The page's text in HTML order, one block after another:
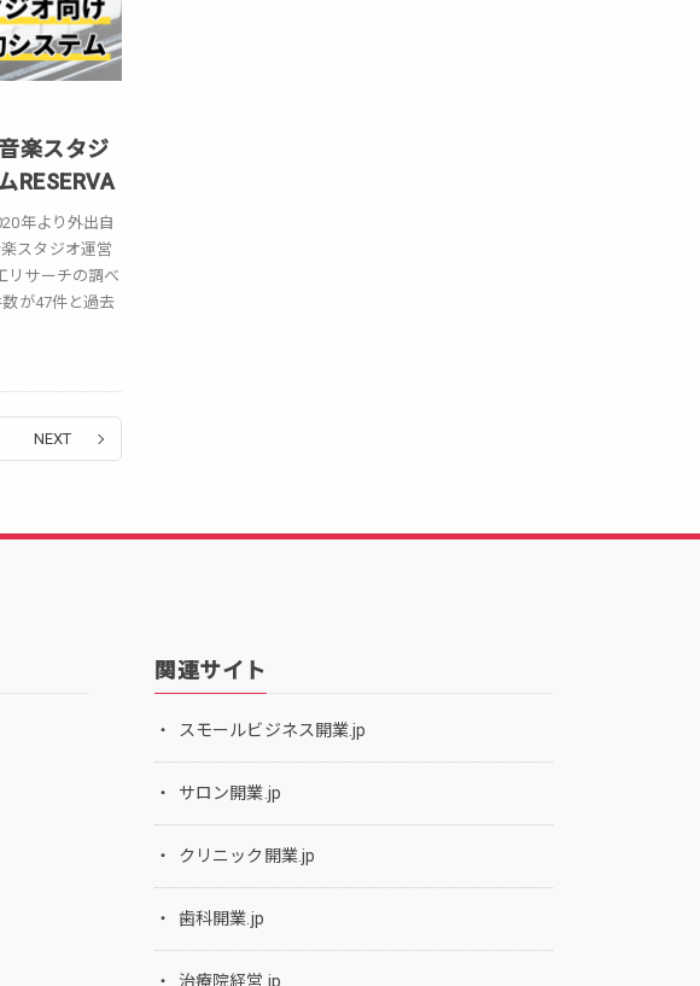
楽スタジ
RESERVA
年より外出自
スタジオ運営
リサーチの調べ
が47件と過去
NEXT
関連サイト
スモールビジネス開業.jp
サロン開業.jp
クリニック開業.jp
歯科開業.jp
治療院経営.jp